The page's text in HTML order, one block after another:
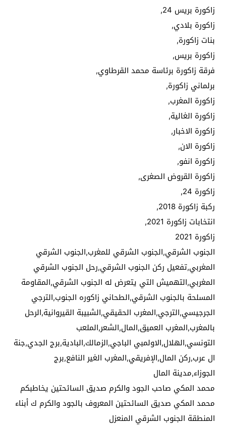
زاكورة بريس 24,
زاكورة بلادي,
بنات زاكورة,
زاكورة بريس,
فرقة زاكورة برئاسة محمد القرطاوي,
برلماني زاكورة,
زاكورة المغرب,
زاكورة الغالية,
زاكورة الاخبار,
زاكورة الان,
زاكورة انفو,
زاكورة القروض الصغرى,
زاكورة 24,
ركبة زاكورة 2018,
انتخابات زاكورة 2021,
زاكورة 2021
الجنوب الشرقي,الجنوب الشرقي للمغرب,الجنوب الشرقي
المغربي,تفعيل ركن الجنوب الشرقي,رحل الجنوب الشرقي
المغربي,التهميش التي يتعرض له الجنوب الشرقي,المقاومة
المسلحة بالجنوب الشرقي,الطحاني زاكوره الجنوب,الترجي
الجرجيسي,الترجي,المغرب الحقيقي,الشبيبة القيروانية,الرحل
بالمغرب,المغرب العميق,المال,الشعر,الملعب
التونسي,الهلال,الاولمبي الباجي,الزمالك,البادية,برج الجدي,جنة
ال عرب,ركن المال,الإفريقي,المغرب الغير النافع,برج
الجوزاء,مدينة المال
محمد المكي صاحب الجود والكرم صديق السائحتين يخاطبكم
محمد المكي صديق السائحتين المعروف بالجود والكرم ك أبناء
المنطقة الجنوب الشرقي المنعزل